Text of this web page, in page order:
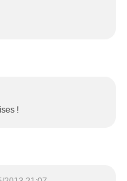
!